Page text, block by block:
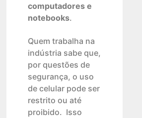
computadores e
notebooks.
Quem trabalha na
indústria sabe que,
por questões de
segurança, o uso
de celular pode ser
restrito ou até
proibido. Isso